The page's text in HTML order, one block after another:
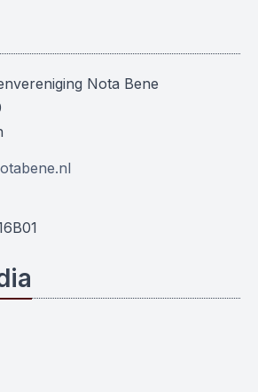
Nota Bene